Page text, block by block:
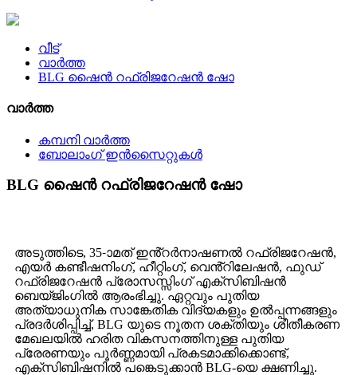
വീട്
വാർത്ത
BLG ഷൈൻ റഫ്രിജറേഷൻ ഷോ
വാർത്ത
കമ്പനി വാർത്ത
ബോലാംഗ് ഇൻസൈറ്റുകൾ
BLG ഷൈൻ റഫ്രിജറേഷൻ ഷോ
അടുത്തിടെ, 35-ാമത് ഇൻ്റർനാഷണൽ റഫ്രിജറേഷൻ,
എയർ കണ്ടീഷനിംഗ്, ഹീറ്റിംഗ്, വെൻ്റിലേഷൻ, ഫുഡ്
റഫ്രിജറേഷൻ പ്രോസസ്സിംഗ് എക്സിബിഷൻ
ബെയ്ജിംഗിൽ ആരംഭിച്ചു. ഏറ്റവും പുതിയ
അത്യാധുനിക സാങ്കേതിക വിദ്യകളും ഉൽപ്പന്നങ്ങളും
പ്രദർശിപ്പിച്ച്, BLG യുടെ നൂതന ശക്തിയും ശീതീകരണ
മേഖലയിൽ ഹരിത വികസനത്തിനുള്ള പുതിയ
പ്രേരണയും പൂർണ്ണമായി പ്രകടമാക്കിക്കൊണ്ട്,
എക്സിബിഷനിൽ പങ്കെടുക്കാൻ BLG-യെ ക്ഷണിച്ചു.